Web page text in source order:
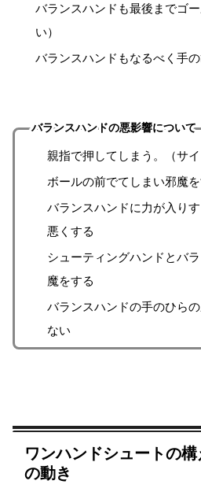
バランスハンドも最後までゴ
い）
バランスハンドもなるべく手の
バランスハンドの悪影響について
親指で押してしまう。（サイ
ボールの前でてしまい邪魔
バランスハンドに力が入り
悪くする
シューティングハンドとバ
魔をする
バランスハンドの手のひら
ない
ワンハンドシュートの
の動き